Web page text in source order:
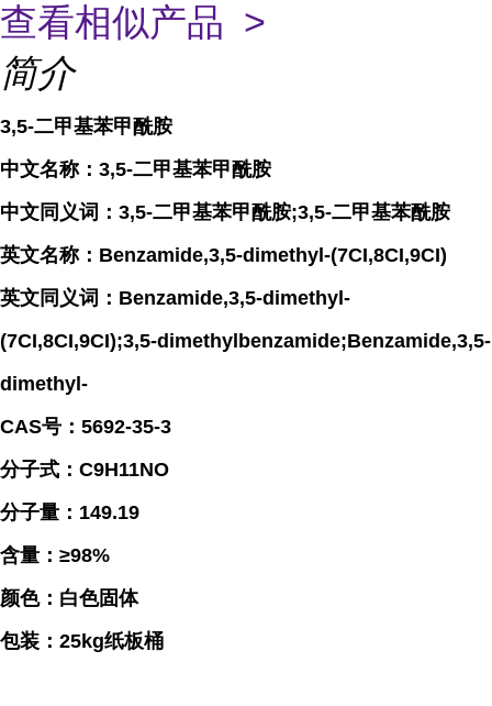
查看相似产品 >
简介
3,5-二甲基苯甲酰胺
中文名称：3,5-二甲基苯甲酰胺
中文同义词：3,5-二甲基苯甲酰胺;3,5-二甲基苯酰胺
英文名称：Benzamide,3,5-dimethyl-(7CI,8CI,9CI)
英文同义词：Benzamide,3,5-dimethyl-
(7CI,8CI,9CI);3,5-dimethylbenzamide;Benzamide,3,5-
dimethyl-
CAS号：5692-35-3
分子式：C9H11NO
分子量：149.19
含量：≥98%
颜色：白色固体
包装：25kg纸板桶